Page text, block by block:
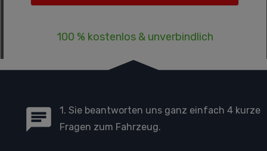
100 % kostenlos & unverbindlich
1. Sie beantworten uns ganz einfach 4 kurze
Fragen zum Fahrzeug.